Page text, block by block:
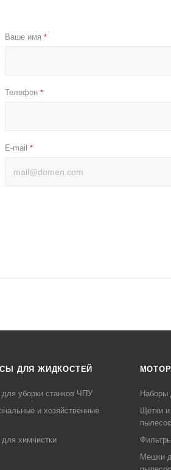
Ваше имя*
Телефон*
E-mail*
ДЛЯ ЖИДКОСТЕЙ
уборки станков ЧПУ
и хозяйственные
химчистки
Наборы
Щетки
Мешки